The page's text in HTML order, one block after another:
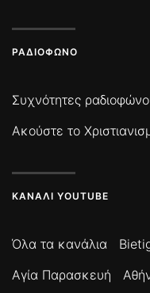
ΡΑΔΙΌΦΩΝΟ
Συχνότητες
Ακούστε το
ΚΑΝΆΛΙ YOUTUBE
Όλα τα κανάλια
Αγία Παρασκευή